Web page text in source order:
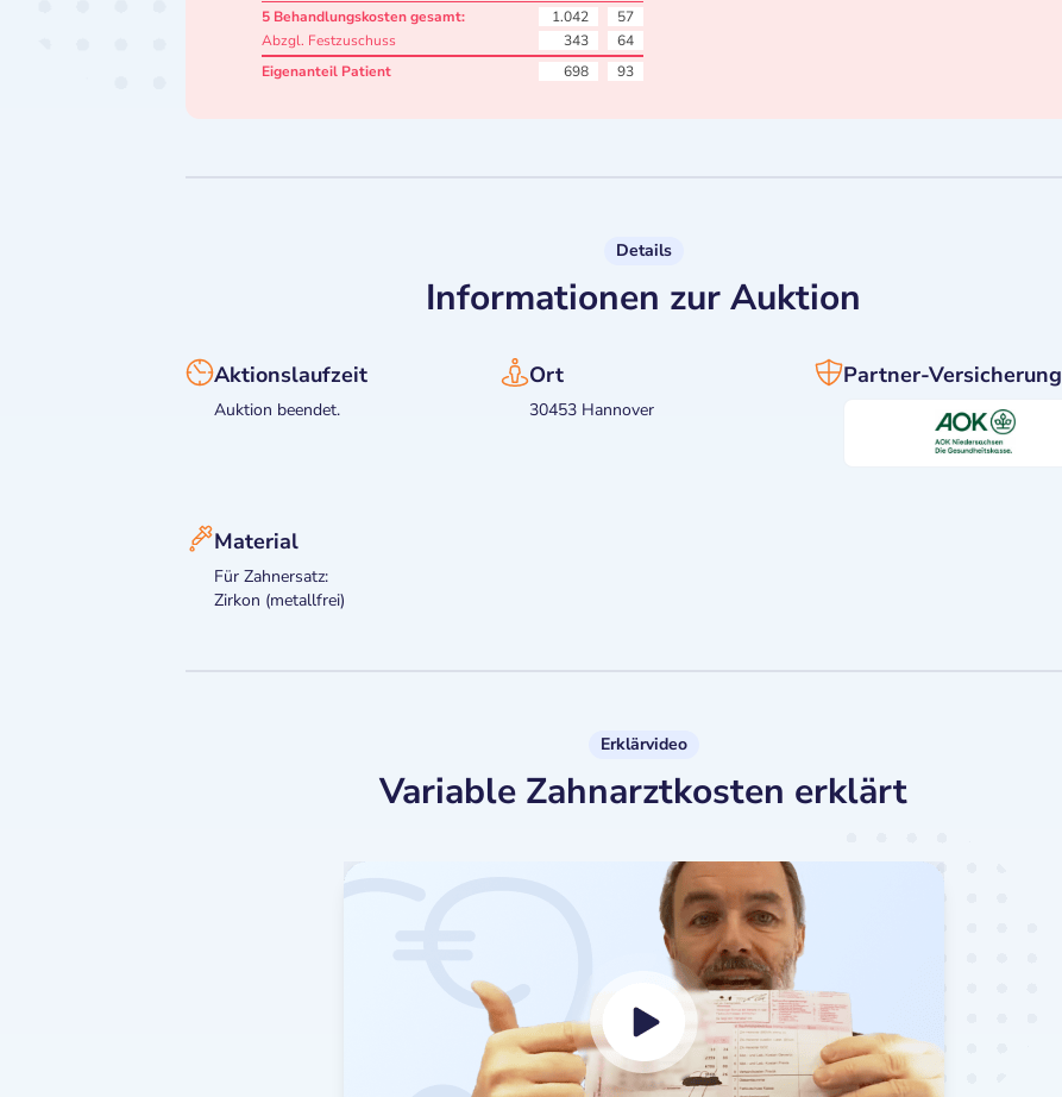
5 Behandlungskosten gesamt:
1.042
57
Abzgl. Festzuschuss
343
64
Eigenanteil Patient
698 93
Details
Informationen zur Auktion
Aktionslaufzeit
Auktion beendet.
Ort
30453 Hannover
Partner-Versicherung
Material
Für Zahnersatz:
Zirkon (metallfrei)
Erklärvideo
Variable Zahnarztkosten erklärt